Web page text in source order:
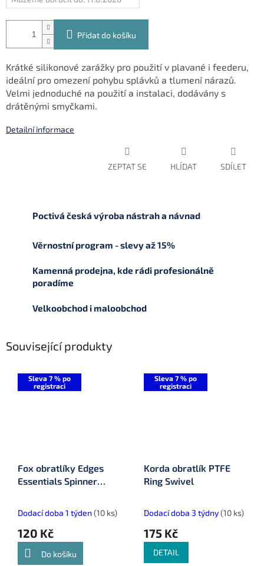
Přidat do košíku
Krátké silikonové zarážky pro použití v plavané i feederu,
ideální pro omezení pohybu splávků a tlumení nárazů.
Velmi jednoduché na použití a instalaci, dodávány s
drátěnými smyčkami.
Detailní informace
ZEPTAT SE HLÍDAT SDÍLET
Poctivá česká výroba nástrah a návnad
Věrnostní program - slevy až 15%
Kamenná prodejna, kde rádi profesionálně
poradíme
Velkoobchod i maloobchod
Související produkty
Sleva 7 % po
registraci
Fox obratlíky Edges
Essentials Spinner
Dodací doba 1 týden (10 ks)
120 Kč
Do košíku
Sleva 7 % po
registraci
Korda obratlík PTFE
Ring Swivel
Dodací doba 3 týdny(10 ks)
175 Kč
DETAIL